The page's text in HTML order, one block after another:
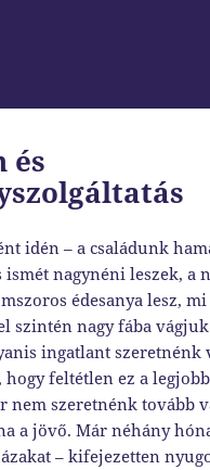
és
idén – a családunk
nagynéni leszek, a
édesanya lesz, mi
szintén nagy fába
ingatlant szeretnénk
hogy feltétlen ez a
nem szeretnénk tovább
a jövő. Már néhány
– kifejezetten